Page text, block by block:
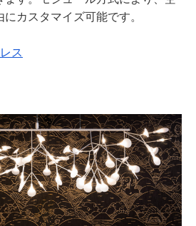
カスタマイズ可能です。
ス